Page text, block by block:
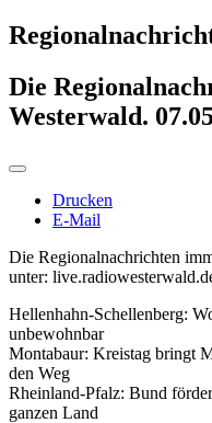
Die
Westerwald.
Drucken
E-Mail
Die Regionalnachrichten
unter:
Hellenhahn-Schellenberg:
unbewohnbar
Montabaur: Kreistag bringt
den Weg
Rheinland-Pfalz: Bund
ganzen Land